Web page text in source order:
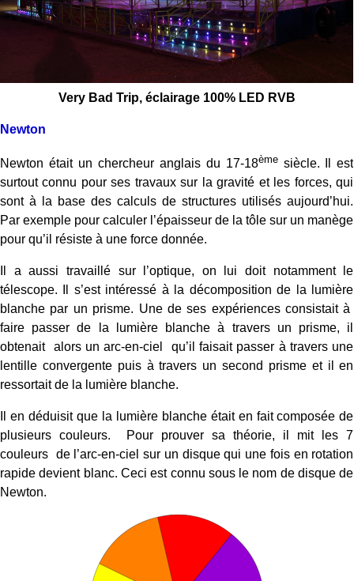
Very Bad Trip, éclairage 100% LED RVB
Newton
Newton était un chercheur anglais du 17-18èmesiècle. Il est
surtout connu pour ses travaux sur la gravité et les forces, qui
sont à la base des calculs de structures utilisés aujourd’hui.
Par exemple pour calculer l’épaisseur de la tôle sur un manège
pour qu’il résiste à une force donnée.
Il a aussi travaillé sur l’optique, on lui doit notamment le
télescope. Il s’est intéressé à la décomposition de la lumière
blanche par un prisme. Une de ses expériences consistait à
faire passer de la lumière blanche à travers un prisme, il
obtenait alors un arc-en-ciel qu’il faisait passer à travers une
lentille convergente puis à travers un second prisme et il en
ressortait de la lumière blanche.
Il en déduisit que la lumière blanche était en fait composée de
plusieurs couleurs. Pour prouver sa théorie, il mit les 7
couleurs de l’arc-en-ciel sur un disque qui une fois en rotation
rapide devient blanc. Ceci est connu sous le nom de disque de
Newton.